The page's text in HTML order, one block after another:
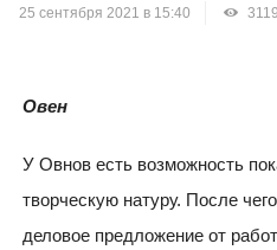
25 сентября 2021 в 15:40 3119
Овен
У Овнов есть возможность
творческую натуру. После
деловое предложение от